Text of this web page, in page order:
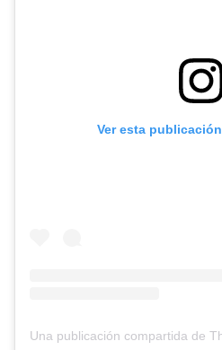
Ver esta